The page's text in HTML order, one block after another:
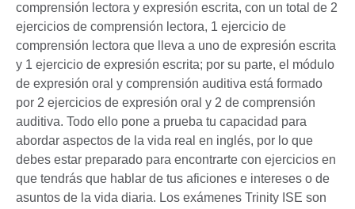
comprensión lectora y expresión escrita, con un total de 2
ejercicios de comprensión lectora, 1 ejercicio de
comprensión lectora que lleva a uno de expresión escrita
y 1 ejercicio de expresión escrita; por su parte, el módulo
de expresión oral y comprensión auditiva está formado
por 2 ejercicios de expresión oral y 2 de comprensión
auditiva. Todo ello pone a prueba tu capacidad para
abordar aspectos de la vida real en inglés, por lo que
debes estar preparado para encontrarte con ejercicios en
que tendrás que hablar de tus aficiones e intereses o de
asuntos de la vida diaria. Los exámenes Trinity ISE son